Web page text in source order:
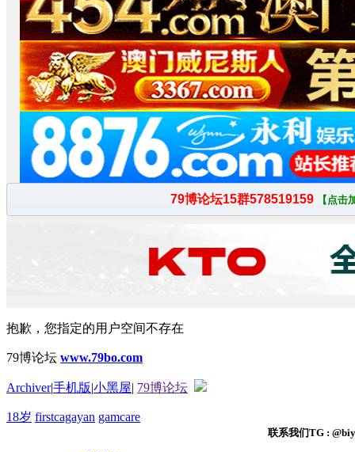
抱歉，您指定的用户空间不存在
79博论坛 www.79bo.com
Archiver|手机版|小黑屋| 79博论坛
18岁 firstcagayan gamcare
联系我们TG :